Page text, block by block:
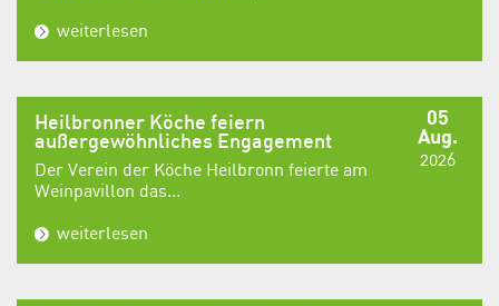
weiterlesen
05
Aug.
2026
Heilbronner Köche feiern
außergewöhnliches Engagement
Der Verein der Köche Heilbronn feierte am
Weinpavillon das...
weiterlesen